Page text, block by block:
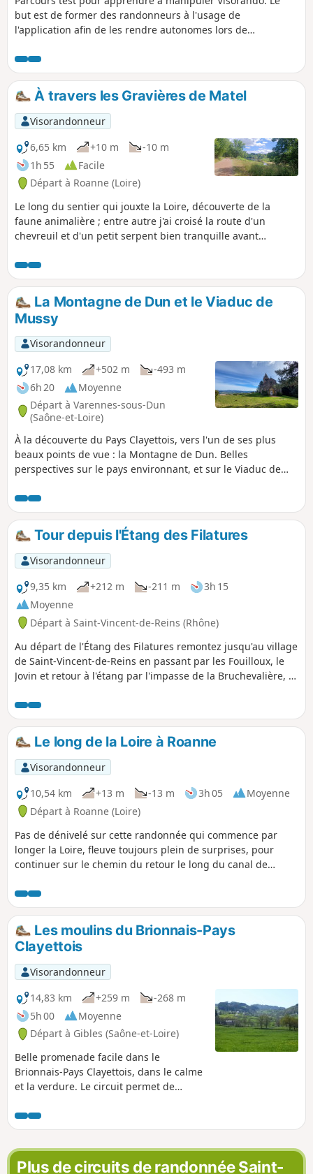
but est de former des randonneurs à l'usage de
l'application afin de les rendre autonomes lors de
une découverte géographique mais un entraînement
personnel pour que les marcheurs apprennent à bien
utiliser toutes les fonctions.
À travers les Gravières de Matel
Visorandonneur
6,65 km
+10 m
-10 m
1h 55
Facile
Départ à Roanne (Loire)
Le long du sentier qui jouxte la Loire, découverte de la
faune animalière ; entre autre j'ai croisé la route d'un
chevreuil et d'un petit serpent bien tranquille avant
parcours.
La Montagne de Dun et le Viaduc de
Mussy
Visorandonneur
17,08 km
+502 m
-493 m
6h 20
Moyenne
Départ à Varennes-sous-Dun
(Saône-et-Loire)
À la découverte du Pays Clayettois, vers l'un de ses plus
beaux points de vue : la Montagne de Dun. Belles
perspectives sur le pays environnant, et sur le Viaduc de
Tour depuis l'Étang des Filatures
Visorandonneur
9,35 km
+212 m -211 m
3h 15
Moyenne
Départ à Saint-Vincent-de-Reins (Rhône)
Au départ de l'Étang des Filatures remontez jusqu'au village
de Saint-Vincent-de-Reins en passant par les Fouilloux, le
Jovin et retour à l'étang par l'impasse de la Bruchevalière, et
Le long de la Loire à Roanne
Visorandonneur
10,54 km
+13 m -13 m 3h 05
Moyenne
Départ à Roanne (Loire)
Pas de dénivelé sur cette randonnée qui commence par
longer la Loire, fleuve toujours plein de surprises, pour
continuer sur le chemin du retour le long du canal de
Les moulins du Brionnais-Pays
Clayettois
Visorandonneur
14,83 km
+259 m
-268 m
5h 00
Moyenne
Départ à Gibles (Saône-et-Loire)
Belle promenade facile dans le
Brionnais-Pays Clayettois, dans le calme
et la verdure. Le circuit permet de
des anciens moulins à grain.
Plus de circuits de randonnée Saint-